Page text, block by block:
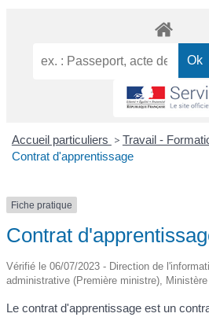
Accueil particuliers > Travail -
Contrat d'apprentissage
Fiche pratique
Contrat
Vérifié le 06/07/2023 - Direction de
administrative (Première ministre), Ministère
Le contrat d'apprentissage est un